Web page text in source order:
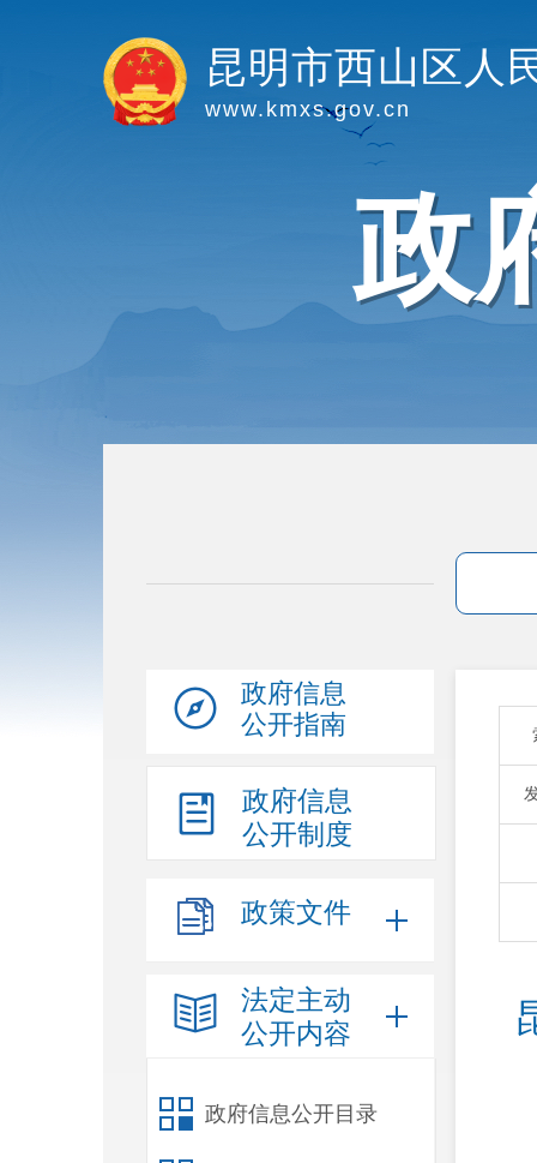
昆明市西山区人
www.kmxs.gov.cn
政
政府信息
公开指南
政府信息
公开制度
政策文件
法定主动
公开内容
政府信息公开目录